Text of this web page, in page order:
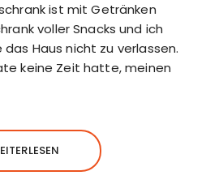
ist mit Getränken
voller Snacks und ich
Haus nicht zu verlassen.
keine Zeit hatte, meinen